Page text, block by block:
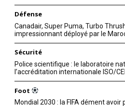
Défense
Canadair, Super Puma, Turbo
impressionnant déployé par le
Sécurité
Police scientifique : le laboratoire
l’accréditation internationale ISO/
Foot
Mondial 2030 : la FIFA dément avoir